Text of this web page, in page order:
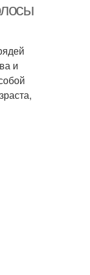
и